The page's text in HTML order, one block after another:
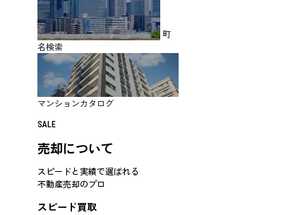
町
名検索
マンションカタログ
SALE
売却について
スピードと実績で選ばれる
不動産売却のプロ
スピード買取